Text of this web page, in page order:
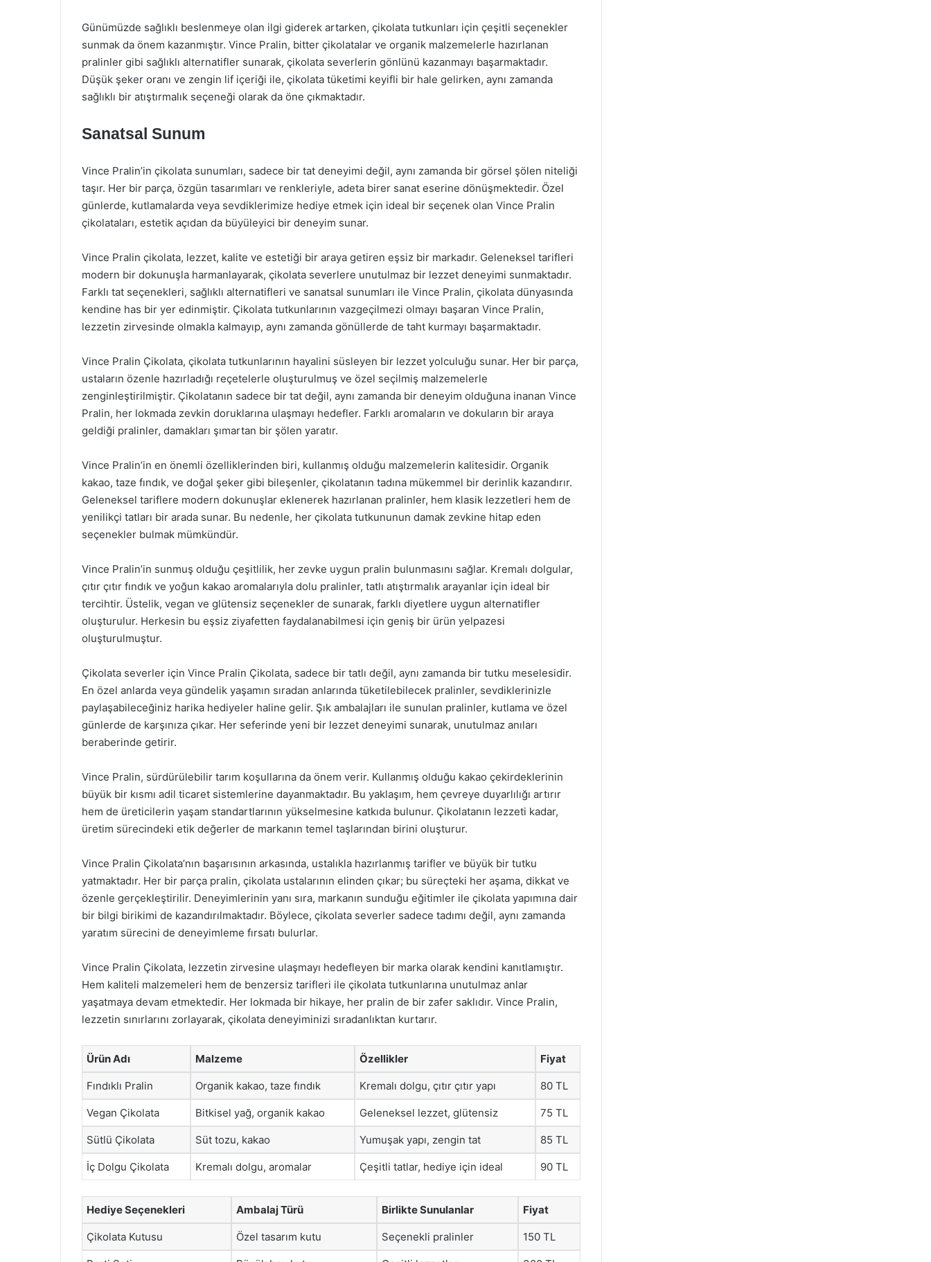
Günümüzde sağlıklı beslenmeye olan ilgi giderek artarken, çikolata tutkunları için çeşitli seçenekler
sunmak da önem kazanmıştır. Vince Pralin, bitter çikolatalar ve organik malzemelerle hazırlanan
pralinler gibi sağlıklı alternatifler sunarak, çikolata severlerin gönlünü kazanmayı başarmaktadır.
Düşük şeker oranı ve zengin lif içeriği ile, çikolata tüketimi keyifli bir hale gelirken, aynı zamanda
sağlıklı bir atıştırmalık seçeneği olarak da öne çıkmaktadır.
Sanatsal Sunum
Vince Pralin’in çikolata sunumları, sadece bir tat deneyimi değil, aynı zamanda bir görsel şölen niteliği
taşır. Her bir parça, özgün tasarımları ve renkleriyle, adeta birer sanat eserine dönüşmektedir. Özel
günlerde, kutlamalarda veya sevdiklerimize hediye etmek için ideal bir seçenek olan Vince Pralin
çikolataları, estetik açıdan da büyüleyici bir deneyim sunar.
Vince Pralin çikolata, lezzet, kalite ve estetiği bir araya getiren eşsiz bir markadır. Geleneksel tarifleri
modern bir dokunuşla harmanlayarak, çikolata severlere unutulmaz bir lezzet deneyimi sunmaktadır.
Farklı tat seçenekleri, sağlıklı alternatifleri ve sanatsal sunumları ile Vince Pralin, çikolata dünyasında
kendine has bir yer edinmiştir. Çikolata tutkunlarının vazgeçilmezi olmayı başaran Vince Pralin,
lezzetin zirvesinde olmakla kalmayıp, aynı zamanda gönüllerde de taht kurmayı başarmaktadır.
Vince Pralin Çikolata, çikolata tutkunlarının hayalini süsleyen bir lezzet yolculuğu sunar. Her bir parça,
ustaların özenle hazırladığı reçetelerle oluşturulmuş ve özel seçilmiş malzemelerle
zenginleştirilmiştir. Çikolatanın sadece bir tat değil, aynı zamanda bir deneyim olduğuna inanan Vince
Pralin, her lokmada zevkin doruklarına ulaşmayı hedefler. Farklı aromaların ve dokuların bir araya
geldiği pralinler, damakları şımartan bir şölen yaratır.
Vince Pralin’in en önemli özelliklerinden biri, kullanmış olduğu malzemelerin kalitesidir. Organik
kakao, taze fındık, ve doğal şeker gibi bileşenler, çikolatanın tadına mükemmel bir derinlik kazandırır.
Geleneksel tariflere modern dokunuşlar eklenerek hazırlanan pralinler, hem klasik lezzetleri hem de
yenilikçi tatları bir arada sunar. Bu nedenle, her çikolata tutkununun damak zevkine hitap eden
seçenekler bulmak mümkündür.
Vince Pralin’in sunmuş olduğu çeşitlilik, her zevke uygun pralin bulunmasını sağlar. Kremalı dolgular,
çıtır çıtır fındık ve yoğun kakao aromalarıyla dolu pralinler, tatlı atıştırmalık arayanlar için ideal bir
tercihtir. Üstelik, vegan ve glütensiz seçenekler de sunarak, farklı diyetlere uygun alternatifler
oluşturulur. Herkesin bu eşsiz ziyafetten faydalanabilmesi için geniş bir ürün yelpazesi
oluşturulmuştur.
Çikolata severler için Vince Pralin Çikolata, sadece bir tatlı değil, aynı zamanda bir tutku meselesidir.
En özel anlarda veya gündelik yaşamın sıradan anlarında tüketilebilecek pralinler, sevdiklerinizle
paylaşabileceğiniz harika hediyeler haline gelir. Şık ambalajları ile sunulan pralinler, kutlama ve özel
günlerde de karşınıza çıkar. Her seferinde yeni bir lezzet deneyimi sunarak, unutulmaz anıları
beraberinde getirir.
Vince Pralin, sürdürülebilir tarım koşullarına da önem verir. Kullanmış olduğu kakao çekirdeklerinin
büyük bir kısmı adil ticaret sistemlerine dayanmaktadır. Bu yaklaşım, hem çevreye duyarlılığı artırır
hem de üreticilerin yaşam standartlarının yükselmesine katkıda bulunur. Çikolatanın lezzeti kadar,
üretim sürecindeki etik değerler de markanın temel taşlarından birini oluşturur.
Vince Pralin Çikolata’nın başarısının arkasında, ustalıkla hazırlanmış tarifler ve büyük bir tutku
yatmaktadır. Her bir parça pralin, çikolata ustalarının elinden çıkar; bu süreçteki her aşama, dikkat ve
özenle gerçekleştirilir. Deneyimlerinin yanı sıra, markanın sunduğu eğitimler ile çikolata yapımına dair
bir bilgi birikimi de kazandırılmaktadır. Böylece, çikolata severler sadece tadımı değil, aynı zamanda
yaratım sürecini de deneyimleme fırsatı bulurlar.
Vince Pralin Çikolata, lezzetin zirvesine ulaşmayı hedefleyen bir marka olarak kendini kanıtlamıştır.
Hem kaliteli malzemeleri hem de benzersiz tarifleri ile çikolata tutkunlarına unutulmaz anlar
yaşatmaya devam etmektedir. Her lokmada bir hikaye, her pralin de bir zafer saklıdır. Vince Pralin,
lezzetin sınırlarını zorlayarak, çikolata deneyiminizi sıradanlıktan kurtarır.
Ürün Adı Malzeme Özellikler Fiyat
Fındıklı Pralin Organik kakao, taze fındık Kremalı dolgu, çıtır çıtır yapı 80 TL
Vegan Çikolata Bitkisel yağ, organik kakao Geleneksel lezzet, glütensiz 75 TL
Sütlü Çikolata Süt tozu, kakao Yumuşak yapı, zengin tat 85 TL
İç Dolgu Çikolata Kremalı dolgu, aromalar Çeşitli tatlar, hediye için ideal 90 TL
Hediye Seçenekleri Ambalaj Türü Birlikte Sunulanlar Fiyat
Çikolata Kutusu Özel tasarım kutu Seçenekli pralinler 150 TL